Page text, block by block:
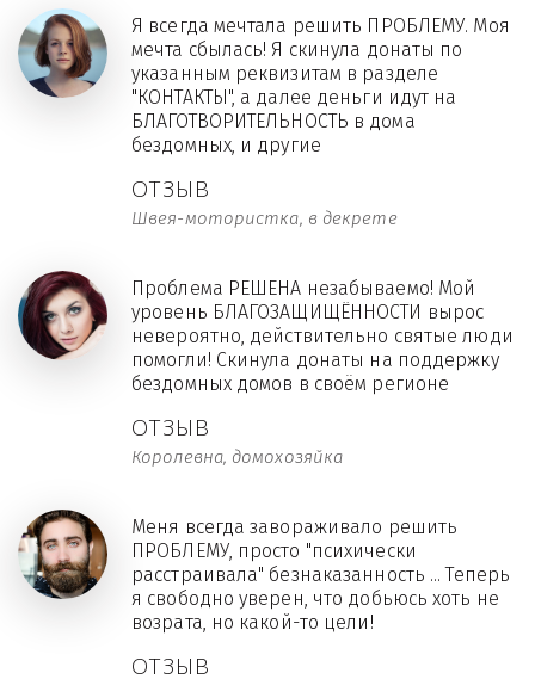
ОТЗЫВ
Швея-мотористка, в декрете
Я всегда мечтала решить ПРОБЛЕМУ. Моя
мечта сбылась! Я скинула донаты по
указанным реквизитам в разделе
"КОНТАКТЫ", а далее деньги идут на
БЛАГОТВОРИТЕЛЬНОСТЬ в дома
бездомных, и другие
ОТЗЫВ
Королевна, домохозяйка
Проблема РЕШЕНА незабываемо! Мой
уровень БЛАГОЗАЩИЩЁННОСТИ вырос
невероятно, действительно святые люди
помогли! Скинула донаты на поддержку
бездомных домов в своём регионе
ОТЗЫВ
Меня всегда завораживало решить
ПРОБЛЕМУ, просто "психически
расстраивала" безнаказанность ... Теперь
я свободно уверен, что добьюсь хоть не
возрата, но какой-то цели!